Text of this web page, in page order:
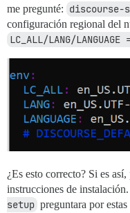
me pregunté: discourse-
configuración regional del
LC_ALL/LANG/
¿Es esto correcto? Si es
instrucciones de
setup preguntara por